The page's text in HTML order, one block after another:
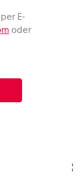
anzeigen
E-
oder